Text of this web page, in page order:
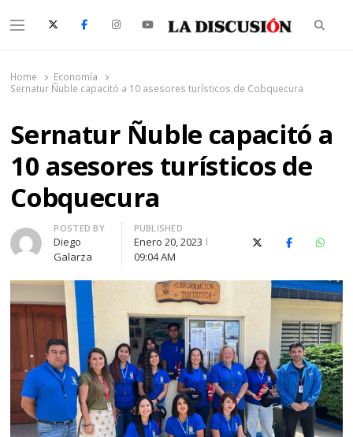
Menu
Home
Economía
Sernatur Ñuble capacitó a 10 asesores turísticos de Cobquecura
Sernatur Ñuble capacitó a
10 asesores turísticos de
Cobquecura
Author
POSTED BY
Diego
Galarza
PUBLISHED
Enero 20, 2023
09:04 AM
X (Twitter)Facebook